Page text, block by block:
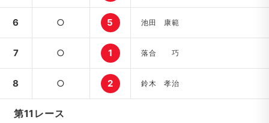
6 ○ 5 池田 康範
7 ○ 1 落合 巧
8 ○ 2 鈴木 孝治
第11レース